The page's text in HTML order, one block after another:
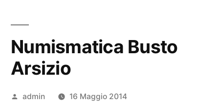
Numismatica Busto
Arsizio
Pubblicato
admin
16 Maggio 2014